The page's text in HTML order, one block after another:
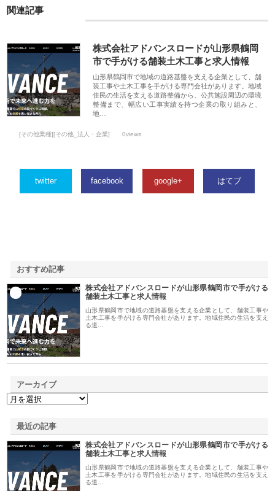
関連記事
株式会社アドバンスロードが山形県鶴岡
市で手がける舗装土木工事と求人情報
山形県鶴岡市で地域の道路基盤を支える企業として、舗
装工事や土木工事を手がける専門会社があります。地域
住民の生活を支える道路整備から、公共施設周辺の環境
整備まで、幅広い工事実績を持つ企業の取り組みと、
地…
[その他業種][その他_法人・企業] 0views
twitter facebook google+ はてブ
おすすめ記事
株式会社アドバンスロードが山形県鶴岡市で手がける
舗装土木工事と求人情報
山形県鶴岡市で地域の道路基盤を支える企業として、舗装工事や
土木工事を手がける専門会社があります。地域住民の生活を支え
る道…
アーカイブ
最近の記事
株式会社アドバンスロードが山形県鶴岡市で手がける
舗装土木工事と求人情報
山形県鶴岡市で地域の道路基盤を支える企業として、舗装工事や
土木工事を手がける専門会社があります。地域住民の生活を支え
る道…